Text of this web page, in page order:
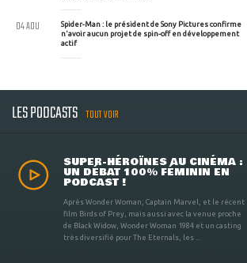
Spider-Man : le président de Sony Pictures confirme
n'avoir aucun projet de spin-off en développement
actif
04 AOU
LES PODCASTS TOUT VOIR
SUPER-HÉROÏNES AU CINÉMA :
UN DÉBAT 100% FÉMININ EN
PODCAST !
Après Wonder Woman, Captain Marvel, et le récent
film Birds of Prey, mais aussi avec la venue proche
de Black Widow, Wonder Woman 1984 et un casting
très diversifié pour The Eternals, les ...